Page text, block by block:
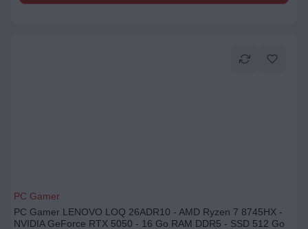
PC Gamer
PC Gamer LENOVO LOQ 26ADR10 - AMD Ryzen 7 8745HX -
NVIDIA GeForce RTX 5050 - 16 Go RAM DDR5 - SSD 512 Go